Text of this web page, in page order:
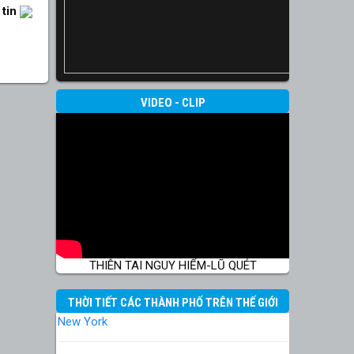
tin
VIDEO - CLIP
THIÊN TAI NGUY HIỂM-LŨ QUÉT
THỜI TIẾT CÁC THÀNH PHỐ TRÊN THẾ GIỚI
New York